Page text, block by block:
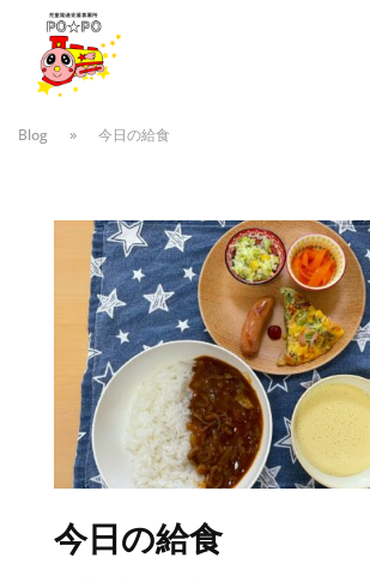
Blog » 今日の給食
今日の給食